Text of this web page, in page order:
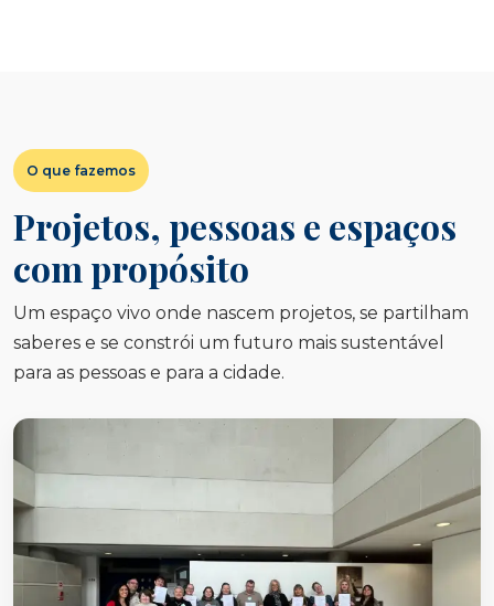
O que fazemos
Projetos, pessoas e espaços
com propósito
Um espaço vivo onde nascem projetos, se partilham
saberes e se constrói um futuro mais sustentável
para as pessoas e para a cidade.